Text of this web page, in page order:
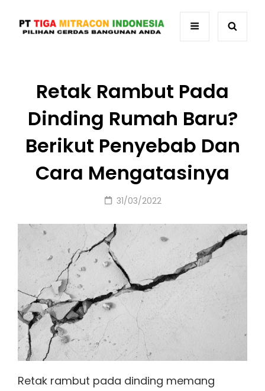
Retak Rambut Pada
Dinding Rumah Baru?
Berikut Penyebab Dan
Cara Mengatasinya
Posted
31/03/2022
Retak rambut pada dinding memang